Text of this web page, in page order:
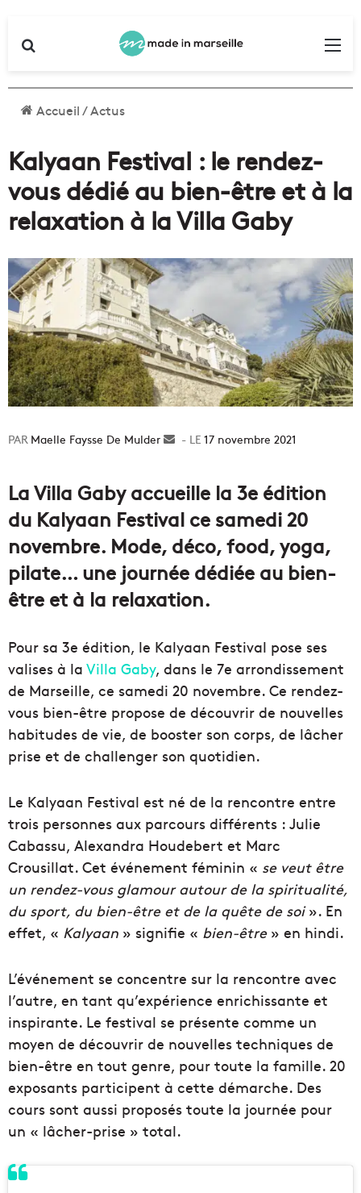
Accueil/Actus
Kalyaan Festival : le rendez-
vous dédié au bien-être et à la
relaxation à la Villa Gaby
Maelle Faysse De Mulder
Envoyer17 novembre 2021
La Villa Gaby accueille la 3e édition
du Kalyaan Festival ce samedi 20
novembre. Mode, déco, food, yoga,
pilate… une journée dédiée au bien-
être et à la relaxation.
Pour sa 3e édition, le Kalyaan Festival pose ses
valises à la Villa Gaby, dans le 7e arrondissement
de Marseille, ce samedi 20 novembre. Ce rendez-
vous bien-être propose de découvrir de nouvelles
habitudes de vie, de booster son corps, de lâcher
prise et de challenger son quotidien.
Le Kalyaan Festival est né de la rencontre entre
trois personnes aux parcours différents : Julie
Cabassu, Alexandra Houdebert et Marc
Crousillat. Cet événement féminin « se veut être
un rendez-vous glamour autour de la spiritualité,
du sport, du bien-être et de la quête de soi». En
effet, « Kalyaan » signifie « bien-être» en hindi.
L’événement se concentre sur la rencontre avec
l’autre, en tant qu’expérience enrichissante et
inspirante. Le festival se présente comme un
moyen de découvrir de nouvelles techniques de
bien-être en tout genre, pour toute la famille. 20
exposants participent à cette démarche. Des
cours sont aussi proposés toute la journée pour
un « lâcher-prise » total.